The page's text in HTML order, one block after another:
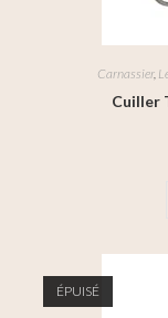
Carnassier,
Cuiller
ÉPUISÉ